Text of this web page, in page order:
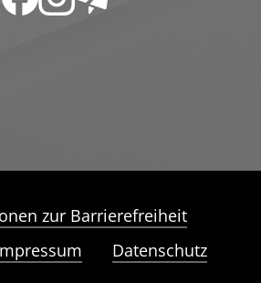
zur Barrierefreiheit
Datenschutz